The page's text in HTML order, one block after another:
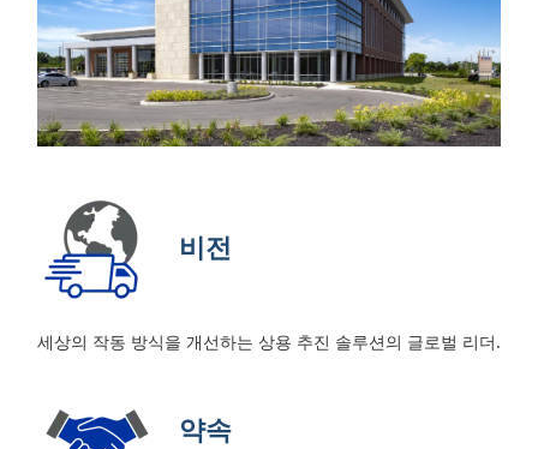
비전
세상의 작동 방식을 개선하는 상용 추진 솔루션의 글로벌 리더.
약속